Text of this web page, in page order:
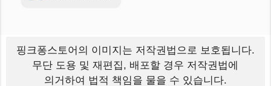
핑크퐁스토어의 이미지는 저작권법으로 보호됩니다.
무단 도용 및 재편집, 배포할 경우 저작권법에
의거하여 법적 책임을 물을 수 있습니다.